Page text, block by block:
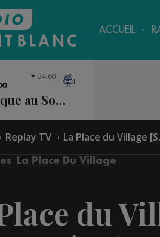
ACCUEIL
La Musique au Sommet
94.60
Replay TV La Place du Village
La Place Du Village
du